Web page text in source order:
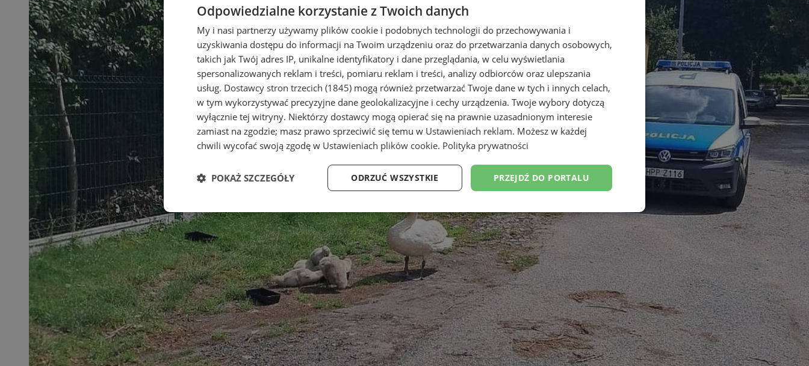
Odpowiedzialne korzystanie z Twoich danych
My i nasi partnerzy używamy plików cookie i podobnych technologii do przechowywania i
uzyskiwania dostępu do informacji na Twoim urządzeniu oraz do przetwarzania danych osobowych,
takich jak Twój adres IP, unikalne identyfikatory i dane przeglądania, w celu wyświetlania
spersonalizowanych reklam i treści, pomiaru reklam i treści, analizy odbiorców oraz ulepszania
usług. Dostawcy stron trzecich (1845) mogą również przetwarzać Twoje dane w tych i innych celach,
w tym wykorzystywać precyzyjne dane geolokalizacyjne i cechy urządzenia. Twoje wybory dotyczą
wyłącznie tej witryny. Niektórzy dostawcy mogą opierać się na prawnie uzasadnionym interesie
zamiast na zgodzie; masz prawo sprzeciwić się temu w Ustawieniach reklam. Możesz w każdej
chwili wycofać swoją zgodę w Ustawieniach plików cookie. Polityka prywatności
PRZEJDŹ DO PORTALU
ODRZUĆ WSZYSTKIE
POKAŻ SZCZEGÓŁY
Niezbędne Wydajność Targetowanie Funkcjonalność Niesklasyfikowane
Niezbędne Wydajność Targetowanie Funkcjonalność Niesklasyfikowane
Niezbędne pliki cookie umożliwiają korzystanie z podstawowych funkcji strony internetowej, takich jak logowanie użytkownika i
zarządzanie kontem. Bez niezbędnych plików cookie nie można prawidłowo korzystać ze strony internetowej.
Nazwa Provider/ Domena
Okres
przechowywania
Opis